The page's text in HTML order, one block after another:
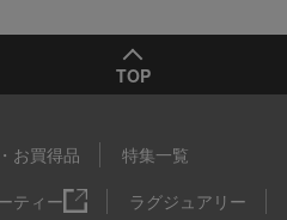
TOP
お買得品 特集一覧
ティー ラグジュアリー